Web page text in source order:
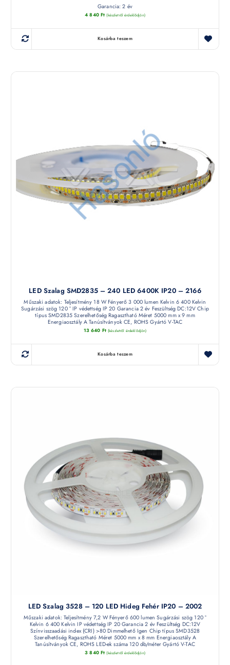
Garancia: 2 év
4 840 Ft (készletről érdeklődjön)
Kosárba teszem
LED Szalag SMD2835 – 240 LED 6400K IP20 – 2166
Műszaki adatok: Teljesítmény 18 W Fényerő 3 000 lumen Kelvin 6 400 Kelvin
Sugárzási szög 120 ° IP védettség IP 20 Garancia 2 év Feszültség DC:12V Chip
típus SMD2835 Szerelhetőség Ragasztható Méret 5000 mm x 9 mm
Energiaosztály A Tanúsítványok CE, ROHS Gyártó V-TAC
13 640 Ft (készletről érdeklődjön)
Kosárba teszem
LED Szalag 3528 – 120 LED Hideg Fehér IP20 – 2002
Műszaki adatok: Teljesítmény 7,2 W Fényerő 600 lumen Sugárzási szög 120 °
Kelvin 6 400 Kelvin IP védettség IP 20 Garancia 2 év Feszültség DC:12V
Színvisszaadási index (CRI) >80 Dimmelhető Igen Chip típus SMD3528
Szerelhetőség Ragasztható Méret 5000 mm x 8 mm Energiaosztály A
Tanúsítványok CE, ROHS LED-ek száma 120 db/méter Gyártó V-TAC
3 840 Ft (készletről érdeklődjön)